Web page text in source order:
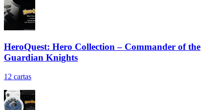
HeroQuest: Hero Collection – Commander of the
Guardian Knights
12 cartas